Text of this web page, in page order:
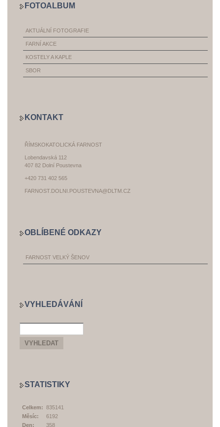
FOTOALBUM
AKTUÁLNÍ FOTOGRAFIE
FARNÍ AKCE
KOSTELY A KAPLE
SBOR
KONTAKT
ŘÍMSKOKATOLICKÁ FARNOST
Lobendavská 112
407 82 Dolní Poustevna
+420 731 402 565
FARNOST.DOLNI.POUSTEVNA@DLTM.CZ
OBLÍBENÉ ODKAZY
FARNOST VELKÝ ŠENOV
VYHLEDÁVÁNÍ
STATISTIKY
Celkem: 835141
Měsíc:
6192
Den:
358